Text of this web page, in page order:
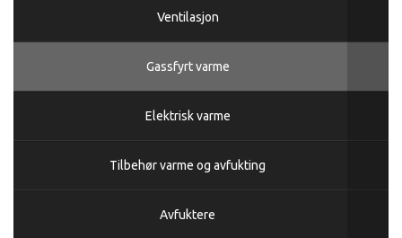
Ventilasjon
Gassfyrt varme
Elektrisk varme
Tilbehør varme og avfukting
Avfuktere